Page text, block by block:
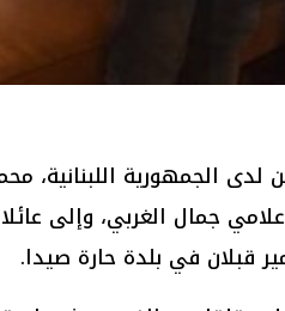
الجمهورية اللبنانية،
جمال الغربي، وإلى
قبلان في بلدة حارة صيدا.